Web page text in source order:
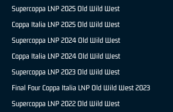
Supercoppa LNP 2025 Old Wild West
Coppa Italia LNP 2025 Old Wild West
Supercoppa LNP 2024 Old Wild West
Coppa Italia LNP 2024 Old Wild West
Supercoppa LNP 2023 Old Wild West
Final Four Coppa Italia LNP Old Wild West 2023
Supercoppa LNP 2022 Old Wild West